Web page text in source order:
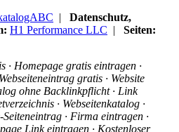
| Datenschutz,
H1 Performance LLC | Seiten:
· Homepage gratis eintragen ·
gratis · Website
ohne Backlinkpflicht · Link
· Webseitenkatalog ·
· Firma eintragen ·
Link eintragen · Kostenloser